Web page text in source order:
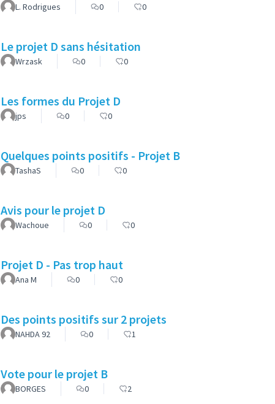
L. Rodrigues 0 0
Le projet D sans hésitation
Wrzask 0 0
Les formes du Projet D
jps 0 0
Quelques points positifs - Projet B
TashaS 0 0
Avis pour le projet D
Wachoue 0 0
Projet D - Pas trop haut
Ana M 0 0
Des points positifs sur 2 projets
NAHDA 92 0 1
Vote pour le projet B
BORGES 0 2